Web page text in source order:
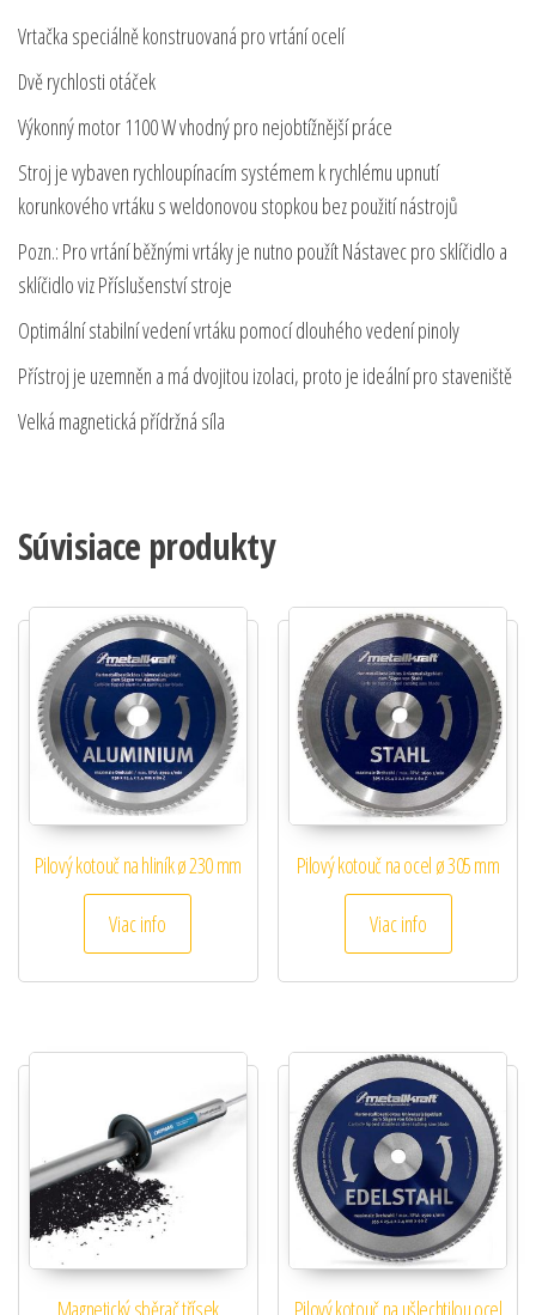
Vrtačka speciálně konstruovaná pro vrtání ocelí
Dvě rychlosti otáček
Výkonný motor 1100 W vhodný pro nejobtížnější práce
Stroj je vybaven rychloupínacím systémem k rychlému upnutí
korunkového vrtáku s weldonovou stopkou bez použití nástrojů
Pozn.: Pro vrtání běžnými vrtáky je nutno použít Nástavec pro sklíčidlo a
sklíčidlo viz Příslušenství stroje
Optimální stabilní vedení vrtáku pomocí dlouhého vedení pinoly
Přístroj je uzemněn a má dvojitou izolaci, proto je ideální pro staveniště
Velká magnetická přídržná síla
Súvisiace produkty
Pilový kotouč na hliník ø 230 mm
Viac info
Pilový kotouč na ocel ø 305 mm
Viac info